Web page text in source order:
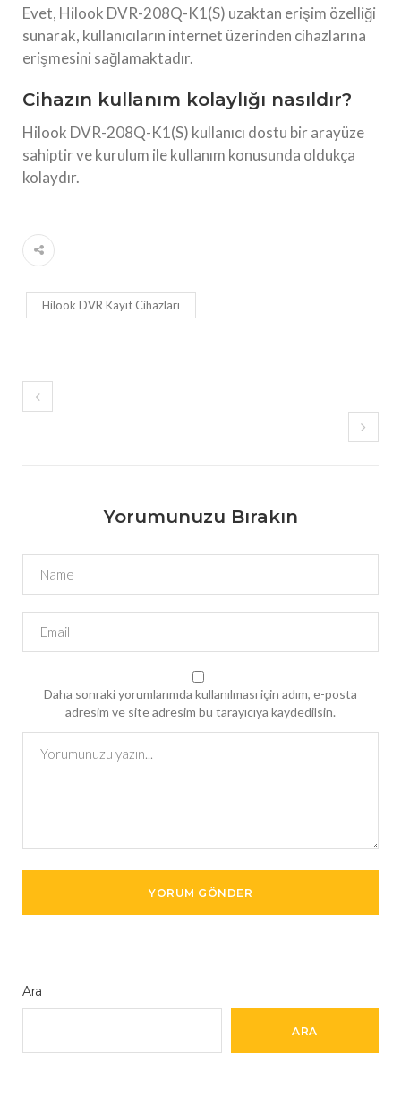
Evet, Hilook DVR-208Q-K1(S) uzaktan erişim özelliği
sunarak, kullanıcıların internet üzerinden cihazlarına
erişmesini sağlamaktadır.
Cihazın kullanım kolaylığı nasıldır?
Hilook DVR-208Q-K1(S) kullanıcı dostu bir arayüze
sahiptir ve kurulum ile kullanım konusunda oldukça
kolaydır.
Hilook DVR Kayıt Cihazları
Yorumunuzu Bırakın
Daha sonraki yorumlarımda kullanılması için adım, e-posta
adresim ve site adresim bu tarayıcıya kaydedilsin.
Ara
ARA